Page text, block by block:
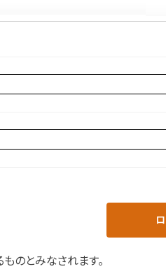
のとみなされます。